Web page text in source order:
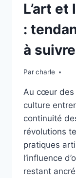
L’art
:
à suivre
Parcharle
Au cœur des
culture
continuité
révolutions
pratiques
l’influence
restant